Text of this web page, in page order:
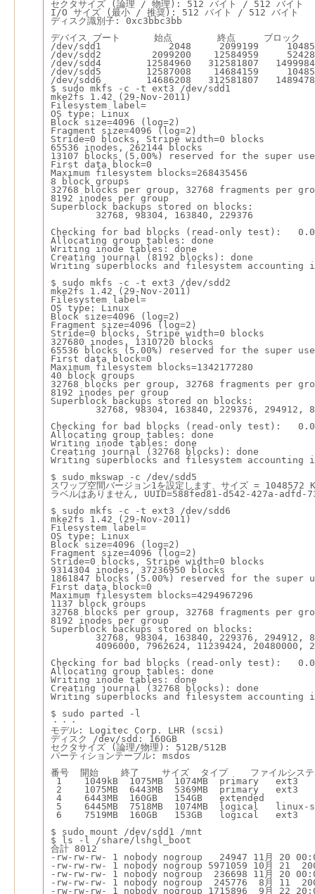
セクタサイズ (論理 / 物理): 512 バイト / 512 バイト
I/O サイズ (最小 / 推奨): 512 バイト / 512 バイト
ディスク識別子: 0xc3bbc3bb
デバイス ブート      始点        終点     ブロック
/dev/sdd1            2048     2099199
/dev/sdd2         2099200    12584959
/dev/sdd4        12584960   312581807
/dev/sdd5        12587008    14684159
/dev/sdd6        14686208   312581807
$ sudo mkfs -c -t ext3 /dev/sdd1
mke2fs 1.42 (29-Nov-2011)
Filesystem label=
OS type: Linux
Block size=4096 (log=2)
Fragment size=4096 (log=2)
Stride=0 blocks, Stripe width=0 blocks
65536 inodes, 262144 blocks
13107 blocks (5.00%) reserved for the super
First data block=0
Maximum filesystem blocks=268435456
8 block groups
32768 blocks per group, 32768 fragments per
8192 inodes per group
Superblock backups stored on blocks:
32768, 98304, 163840, 229376
Checking for bad blocks (read-only test):
Allocating group tables: done
Writing inode tables: done
Creating journal (8192 blocks): done
Writing superblocks and filesystem accounting
$ sudo mkfs -c -t ext3 /dev/sdd2
mke2fs 1.42 (29-Nov-2011)
Filesystem label=
OS type: Linux
Block size=4096 (log=2)
Fragment size=4096 (log=2)
Stride=0 blocks, Stripe width=0 blocks
327680 inodes, 1310720 blocks
65536 blocks (5.00%) reserved for the super
First data block=0
Maximum filesystem blocks=1342177280
40 block groups
32768 blocks per group, 32768 fragments per
8192 inodes per group
Superblock backups stored on blocks:
32768, 98304, 163840, 229376, 294912,
Checking for bad blocks (read-only test):
Allocating group tables: done
Writing inode tables: done
Creating journal (32768 blocks): done
Writing superblocks and filesystem accounting
$ sudo mkswap -c /dev/sdd5
スワップ空間バージョン1を設定します、サイズ = 1048572
ラベルはありません, UUID=588fed81-d542-427a-adfd-
$ sudo mkfs -c -t ext3 /dev/sdd6
mke2fs 1.42 (29-Nov-2011)
Filesystem label=
OS type: Linux
Block size=4096 (log=2)
Fragment size=4096 (log=2)
Stride=0 blocks, Stripe width=0 blocks
9314304 inodes, 37236950 blocks
1861847 blocks (5.00%) reserved for the super
First data block=0
Maximum filesystem blocks=4294967296
1137 block groups
32768 blocks per group, 32768 fragments per
8192 inodes per group
Superblock backups stored on blocks:
32768, 98304, 163840, 229376, 294912,
4096000, 7962624, 11239424, 20480000,
Checking for bad blocks (read-only test):
Allocating group tables: done
Writing inode tables: done
Creating journal (32768 blocks): done
Writing superblocks and filesystem accounting
$ sudo parted -l
・・・
モデル: Logitec Corp. LHR (scsi)
ディスク /dev/sdd: 160GB
セクタサイズ (論理/物理): 512B/512B
パーティションテーブル: msdos
番号  開始    終了    サイズ  タイプ    ファイルシス
1    1049kB  1075MB  1074MB  primary   ext3
2    1075MB  6443MB  5369MB  primary   ext3
4    6443MB  160GB   154GB   extended
5    6445MB  7518MB  1074MB  logical   linux-
6    7519MB  160GB   153GB   logical   ext3
$ sudo mount /dev/sdd1 /mnt
$ ls -l /share/lshgl_boot
合計 8012
-rw-rw-rw- 1 nobody nogroup   24947 11月 20
-rw-rw-rw- 1 nobody nogroup 5971059 10月 21
-rw-rw-rw- 1 nobody nogroup  236698 11月 20
-rw-rw-rw- 1 nobody nogroup  245776  8月 11
-rw-rw-rw- 1 nobody nogroup 1715896  9月 22